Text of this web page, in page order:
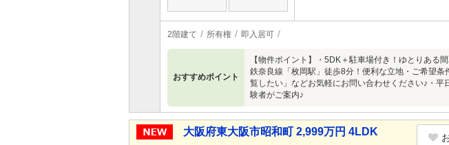
2階建て 所有権 即入居可
おすすめポイント
【物件ポイント】・5DK＋駐車場付き！ゆとりある
鉄奈良線「枚岡駅」徒歩8分！便利な立地・ご希望
覧したい」などお気軽にお問い合わせください♪・
験者がご案内♪
大阪府東大阪市昭和町 2,999万円 4LDK